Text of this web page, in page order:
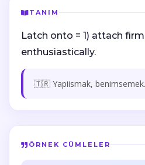
TANIM
Latch onto = 1) attach
enthusiastically.
🇹🇷 Yapiismak, benimsemek.
ÖRNEK CÜMLELER